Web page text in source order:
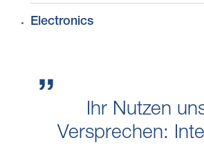
Electronics
Ihr Nutzen
Versprechen: